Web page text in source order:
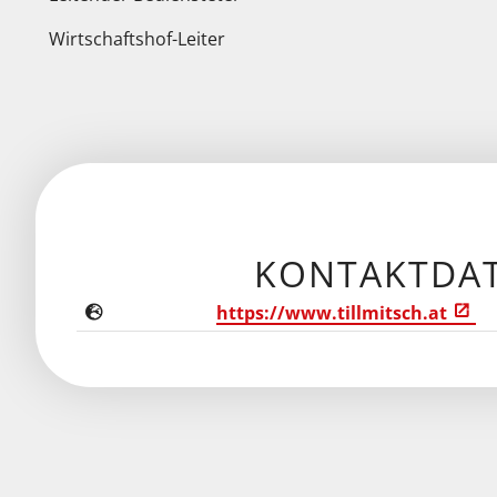
Wirtschaftshof-Leiter
https://www.tillmitsch.at